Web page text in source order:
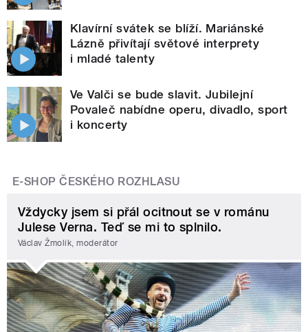
Klavírní svátek se blíží. Mariánské
Lázně přivítají světové interprety
i mladé talenty
Ve Valči se bude slavit. Jubilejní
Povaleč nabídne operu, divadlo, sport
i koncerty
E-SHOP ČESKÉHO ROZHLASU
Vždycky jsem si přál ocitnout se v románu
Julese Verna. Teď se mi to splnilo.
Václav Žmolík, moderátor